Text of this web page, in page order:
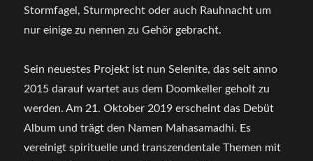
Stormfagel, Sturmprecht oder auch Rauhnacht um
nur einige zu nennen zu Gehör gebracht.
Sein neuestes Projekt ist nun Selenite, das seit anno
2015 darauf wartet aus dem Doomkeller geholt zu
werden. Am 21. Oktober 2019 erscheint das Debüt
Album und trägt den Namen Mahasamadhi. Es
vereinigt spirituelle und transzendentale Themen mit